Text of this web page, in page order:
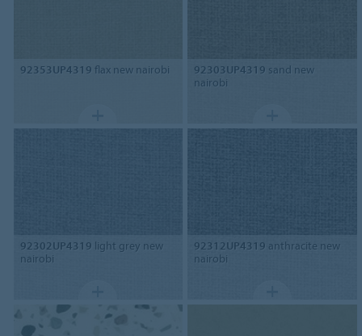
92353UP4319 flax new nairobi 92303UP4319 sand new
nairobi
92302UP4319 light grey new
nairobi
92312UP4319 anthracite new
nairobi